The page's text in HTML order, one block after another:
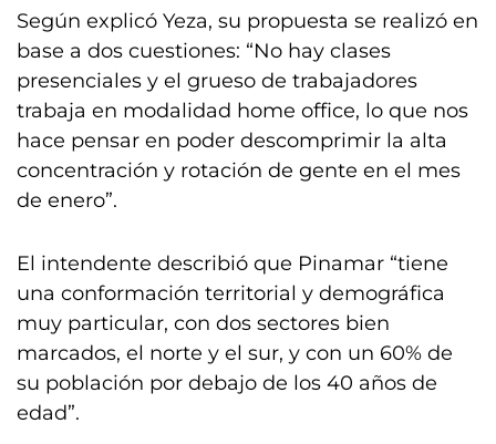
Según explicó Yeza, su propuesta se realizó en
base a dos cuestiones: “No hay clases
presenciales y el grueso de trabajadores
trabaja en modalidad home office, lo que nos
hace pensar en poder descomprimir la alta
concentración y rotación de gente en el mes
de enero”.
El intendente describió que Pinamar “tiene
una conformación territorial y demográfica
muy particular, con dos sectores bien
marcados, el norte y el sur, y con un 60% de
su población por debajo de los 40 años de
edad”.